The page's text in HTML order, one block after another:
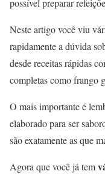
Neste artigo você viu
rapidamente a dúvida
desde receitas rápidas
completas como frango
O mais importante é
elaborado para ser
são exatamente as que
Agora que você já tem